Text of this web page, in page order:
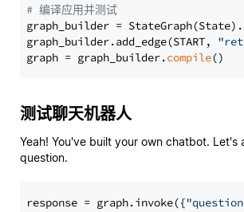
# 编译应用并测试
graph_builder =
graph_builder.add_edge(START,
graph = graph_builder.compile
测试聊天机器人
Yeah! You've built your own chatbot. Let's
question.
response = graph.invoke({